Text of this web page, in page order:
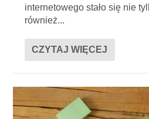
internetowego stało się nie
również...
CZYTAJ WIĘCEJ